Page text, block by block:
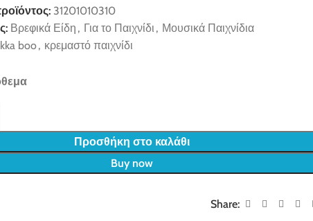
31201010310
Βρεφικά Είδη , Για το Παιχνίδι , Μουσικά Παιχνίδια
boo, κρεμαστό παιχνίδι
Προσθήκη στο καλάθι
Buy now
Share: